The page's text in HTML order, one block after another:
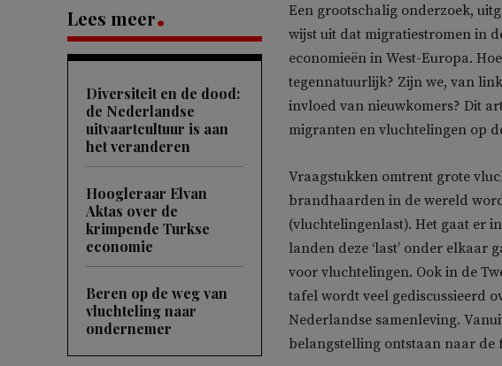
Lees meer
Diversiteit en de dood:
de Nederlandse
uitvaartcultuur is aan
het veranderen
Hoogleraar Elvan
Aktas over de
krimpende Turkse
economie
Beren op de weg van
vluchteling naar
ondernemer
Een grootschalig onderzoek,
wijst uit dat migratiestromen in
economieën in West-Europa.
tegennatuurlijk? Zijn we, van
invloed van nieuwkomers? Dit
migranten en vluchtelingen op
Vraagstukken omtrent grote
brandhaarden in de wereld
(vluchtelingenlast). Het gaat er
landen deze ‘last’ onder elkaar
voor vluchtelingen. Ook in de
tafel wordt veel gediscussieerd
Nederlandse samenleving.
belangstelling ontstaan naar de